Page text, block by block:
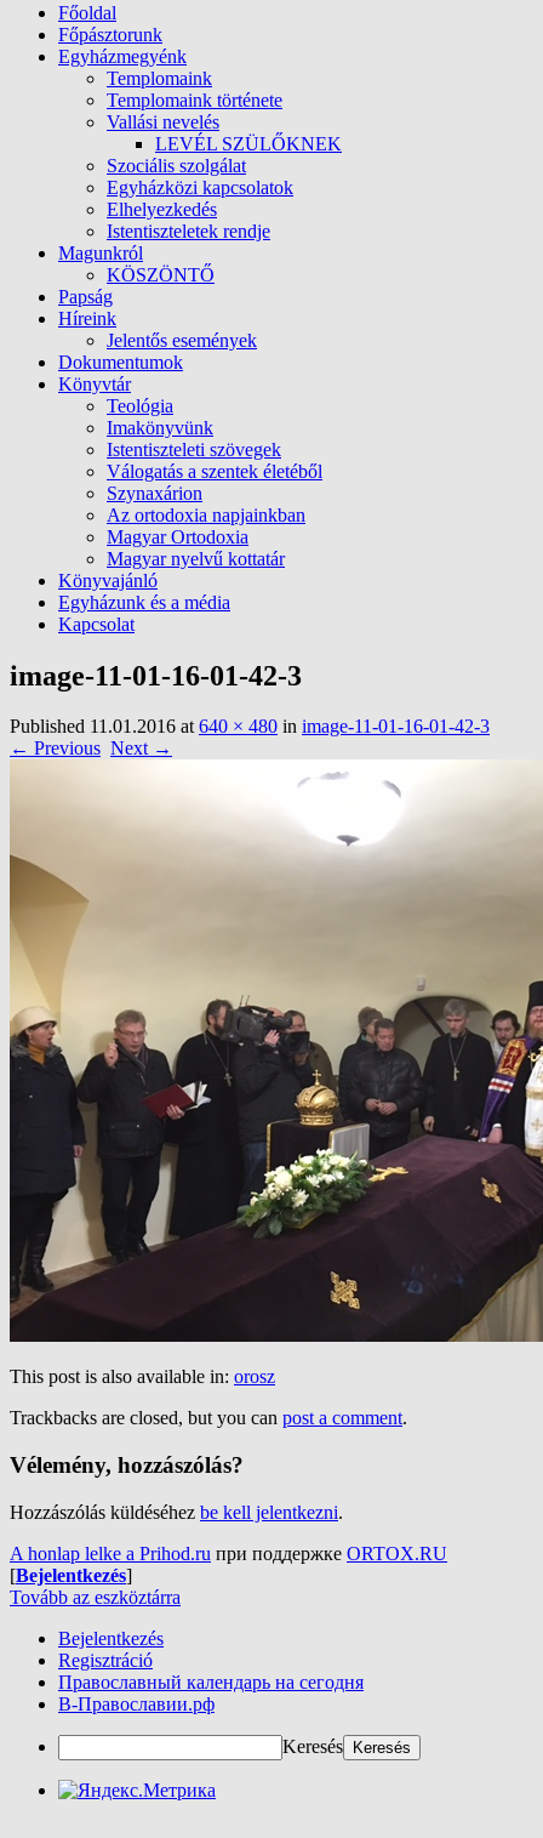
Főoldal
Főpásztorunk
Egyházmegyénk
Templomaink
Templomaink története
Vallási nevelés
LEVÉL SZÜLŐKNEK
Szociális szolgálat
Egyházközi kapcsolatok
Elhelyezkedés
Istentiszteletek rendje
Magunkról
KÖSZÖNTŐ
Papság
Híreink
Jelentős események
Dokumentumok
Könyvtár
Teológia
Imakönyvünk
Istentiszteleti szövegek
Válogatás a szentek életéből
Szynaxárion
Az ortodoxia napjainkban
Magyar Ortodoxia
Magyar nyelvű kottatár
Könyvajánló
Egyházunk és a média
Kapcsolat
image-11-01-16-01-42-3
Published 11.01.2016 at640 × 480 in image-11-01-16-01-42-3
← Previous Next →
This post is also available in: orosz
Trackbacks are closed, but you can post a comment.
Vélemény, hozzászólás?
Hozzászólás küldéséhez be kell jelentkezni.
A honlap lelke a Prihod.ru при поддержке ORTOX.RU
[Bejelentkezés]
Tovább az eszköztárra
Bejelentkezés
Regisztráció
Православный календарь на сегодня
В-Православии.рф
Keresés